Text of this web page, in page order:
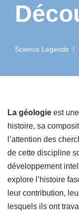
Science Legends
La géologie est
histoire, sa
l’attention des
de cette discipline
développement
explore l’histoire
leur contribution,
lesquels ils ont